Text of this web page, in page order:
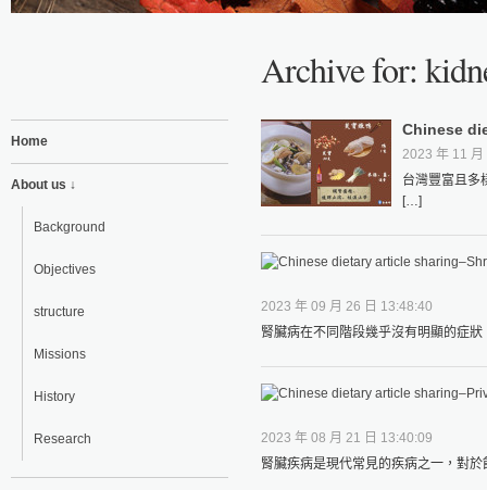
Archive for:
Home
About us ↓
Background
Objectives
structure
Missions
History
Research
Chinese
2023 年 11
台灣豐富且多
[…]
2023 年 09 月 26 日 13:48:40
腎臟病在不同階段幾乎沒有明顯的症
2023 年 08 月 21 日 13:40:09
腎臟疾病是現代常見的疾病之一，對